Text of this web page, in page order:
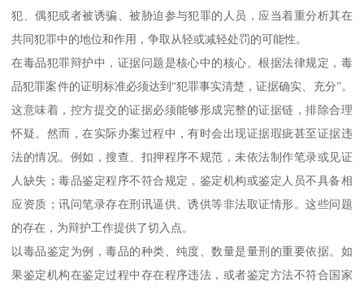
犯、偶犯或者被诱骗、被胁迫参与犯罪的人员，应当着重分析其在
共同犯罪中的地位和作用，争取从轻或减轻处罚的可能性。
在毒品犯罪辩护中，证据问题是核心中的核心。根据法律规定，毒
品犯罪案件的证明标准必须达到“犯罪事实清楚，证据确实、充分”。
这意味着，控方提交的证据必须能够形成完整的证据链，排除合理
怀疑。然而，在实际办案过程中，有时会出现证据瑕疵甚至证据违
法的情况。例如，搜查、扣押程序不规范，未依法制作笔录或见证
人缺失；毒品鉴定程序不符合规定，鉴定机构或鉴定人员不具备相
应资质；讯问笔录存在刑讯逼供、诱供等非法取证情形。这些问题
的存在，为辩护工作提供了切入点。
以毒品鉴定为例，毒品的种类、纯度、数量是量刑的重要依据。如
果鉴定机构在鉴定过程中存在程序违法，或者鉴定方法不符合国家